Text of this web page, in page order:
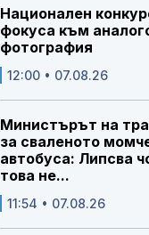
Национален
фокуса към
фотография
12:00 • 07.08.26
Министърът на
за сваленото
автобуса: Липсва
това не...
11:54 • 07.08.26